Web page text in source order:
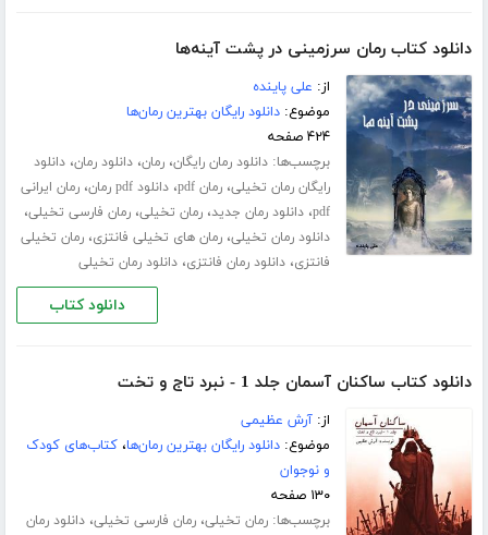
دانلود کتاب رمان سرزمینی در پشت آینه‌ها
از: علی پاینده
موضوع:دانلود رایگان بهترین رمان‌ها
۴۲۴ صفحه
برچسب‌ها:دانلود رمان رایگان،رمان،دانلود رمان،دانلود
رایگان رمان تخیلی،رمان pdf ،دانلود pdf رمان ،رمان ایرانی
pdf،دانلود رمان جدید،رمان تخیلی،رمان فارسی تخیلی،
دانلود رمان تخیلی،رمان های تخیلی فانتزی،رمان تخیلی
فانتزی،دانلود رمان فانتزی،دانلود رمان تخیلی
دانلود کتاب
دانلود کتاب ساکنان آسمان جلد 1 - نبرد تاج و تخت
از:آرش عظیمی
موضوع:دانلود رایگان بهترین رمان‌ها،کتاب‌های کودک
و نوجوان
۱۳۰ صفحه
برچسب‌ها:رمان تخیلی،رمان فارسی تخیلی،دانلود رمان